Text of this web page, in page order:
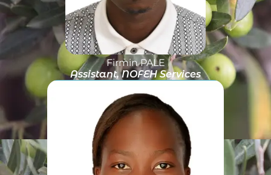
Firmin PALE
Assistant, NOFEH Services